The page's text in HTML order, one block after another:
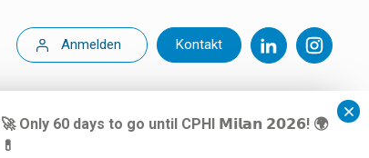
Anmelden Kontakt
🚀 Only 60 days to go until CPHI 𝗠𝗶𝗹𝗮𝗻 𝟮𝟬𝟮𝟲! 🌍
💊